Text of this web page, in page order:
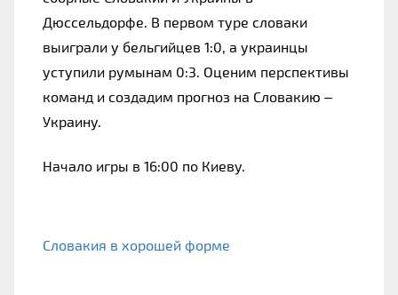
Дюссельдорфе. В первом туре словаки
выиграли у бельгийцев 1:0, а украинцы
уступили румынам 0:3. Оценим перспективы
команд и создадим прогноз на Словакию –
Украину.
Начало игры в 16:00 по Киеву.
Словакия в хорошей форме